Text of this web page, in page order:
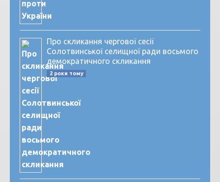
Про скликання чергової сесії
Солотвинської селищної ради восьмого
демократичного скликання
2 роки тому